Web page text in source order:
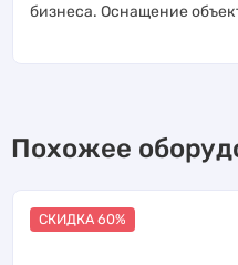
бизнеса. Оснащение
Похожее
СКИДКА 60%